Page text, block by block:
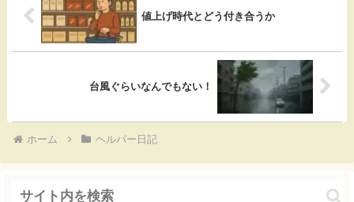
o
k
値上げ時代とどう付き合うか
台風ぐらいなんでもない！
ホーム ヘルパー日記